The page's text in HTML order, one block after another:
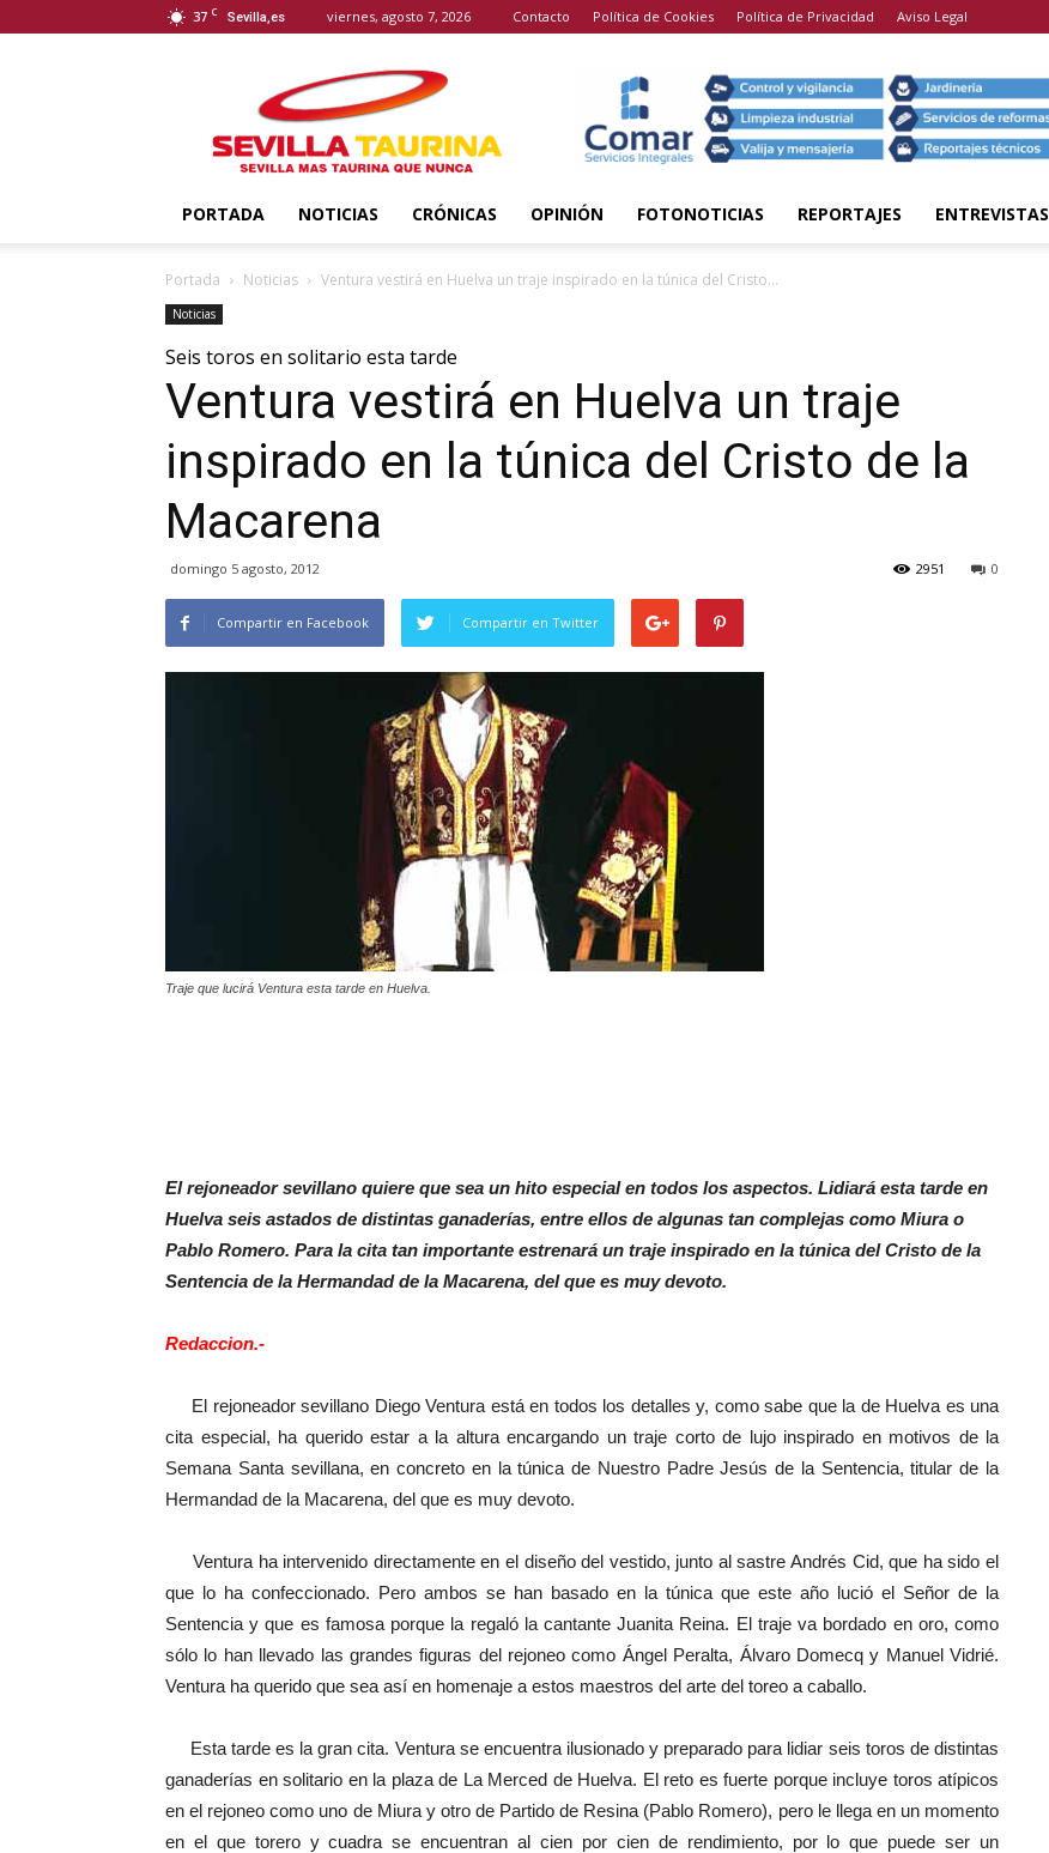
37 C Sevilla,es viernes, agosto 7, 2026 Contacto Política de Cookies Política de Privacidad Aviso Legal
Taurina
PORTADA NOTICIAS CRÓNICAS OPINIÓN FOTONOTICIAS REPORTAJES ENTREVISTAS
Portada Noticias Ventura vestirá en Huelva un traje inspirado en la túnica del Cristo...
Noticias
Seis toros en solitario esta tarde
Ventura vestirá en Huelva un traje
inspirado en la túnica del Cristo de la
Macarena
domingo 5 agosto, 2012 0
2951
Compartir en Facebook Compartir en Twitter
Traje que lucirá Ventura esta tarde en Huelva.
El rejoneador sevillano quiere que sea un hito especial en todos los aspectos. Lidiará esta tarde en
Huelva seis astados de distintas ganaderías, entre ellos de algunas tan complejas como Miura o
Pablo Romero. Para la cita tan importante estrenará un traje inspirado en la túnica del Cristo de la
Sentencia de la Hermandad de la Macarena, del que es muy devoto.
Redaccion.-
El rejoneador sevillano Diego Ventura está en todos los detalles y, como sabe que la de Huelva es una
cita especial, ha querido estar a la altura encargando un traje corto de lujo inspirado en motivos de la
Semana Santa sevillana, en concreto en la túnica de Nuestro Padre Jesús de la Sentencia, titular de la
Hermandad de la Macarena, del que es muy devoto.
Ventura ha intervenido directamente en el diseño del vestido, junto al sastre Andrés Cid, que ha sido el
que lo ha confeccionado. Pero ambos se han basado en la túnica que este año lució el Señor de la
Sentencia y que es famosa porque la regaló la cantante Juanita Reina. El traje va bordado en oro, como
sólo lo han llevado las grandes figuras del rejoneo como Ángel Peralta, Álvaro Domecq y Manuel Vidrié.
Ventura ha querido que sea así en homenaje a estos maestros del arte del toreo a caballo.
Esta tarde es la gran cita. Ventura se encuentra ilusionado y preparado para lidiar seis toros de distintas
ganaderías en solitario en la plaza de La Merced de Huelva. El reto es fuerte porque incluye toros atípicos
en el rejoneo como uno de Miura y otro de Partido de Resina (Pablo Romero), pero le llega en un momento
en el que torero y cuadra se encuentran al cien por cien de rendimiento, por lo que puede ser un